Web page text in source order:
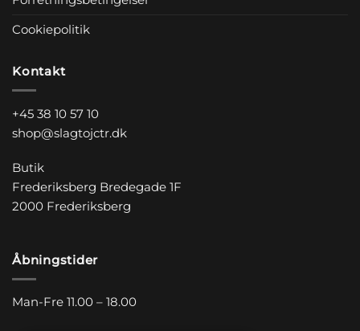
Cookiepolitik
Kontakt
+45 38 10 57 10
shop@slagtojctr.dk
Butik
Frederiksberg Bredegade 1F
2000 Frederiksberg
Åbningstider
Man-Fre 11.00 – 18.00